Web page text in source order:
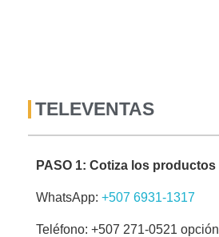
TELEVENTAS
PASO 1: Cotiza los productos
WhatsApp: +507 6931-1317
Teléfono: +507 271-0521 opción